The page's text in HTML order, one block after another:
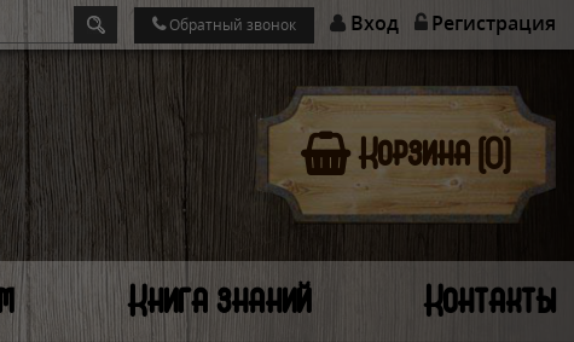
Обратный звонок Вход Регистрация
Корзина (0)
Книга знаний Контакты